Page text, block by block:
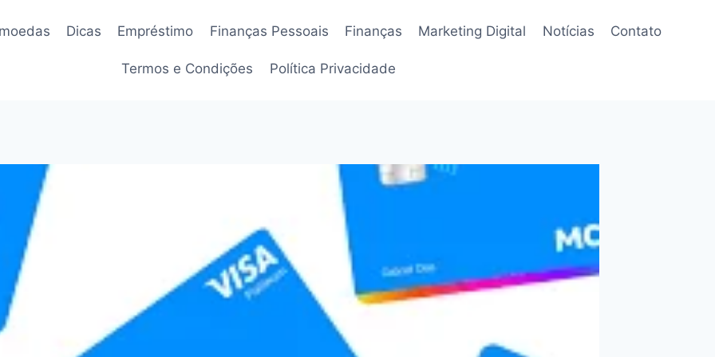
Dicas Empréstimo Finanças Pessoais Finanças Marketing Digital Notícias Contato
Termos e Condições Política Privacidade